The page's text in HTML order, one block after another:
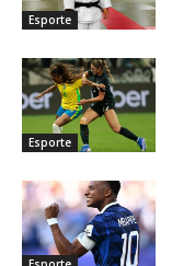
Esporte
Esporte